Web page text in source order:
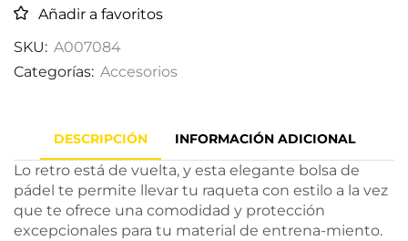
Añadir a favoritos
SKU: A007084
Categorías: Accesorios
DESCRIPCIÓN INFORMACIÓN ADICIONAL
Lo retro está de vuelta, y esta elegante bolsa de
pádel te permite llevar tu raqueta con estilo a la vez
que te ofrece una comodidad y protección
excepcionales para tu material de entrena-miento.